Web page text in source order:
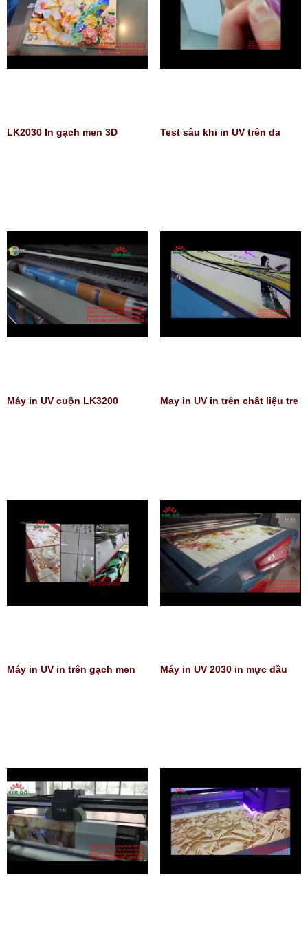
LK2030 In gạch men 3D Test sâu khi in UV trên da
Máy in UV cuộn LK3200 May in UV in trên chất liệu tre
Máy in UV in trên gạch men Máy in UV 2030 in mực dầu